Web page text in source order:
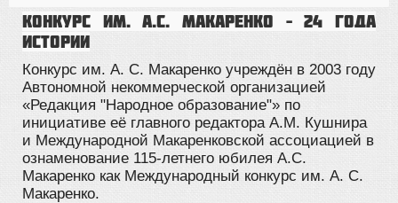
Конкурс им. А.С. Макаренко – 24 года
истории
Конкурс им. А. С. Макаренко учреждён в 2003 году
Автономной некоммерческой организацией
«Редакция "Народное образование"» по
инициативе её главного редактора А.М. Кушнира
и Международной Макаренковской ассоциацией в
ознаменование 115-летнего юбилея А.С.
Макаренко как Международный конкурс им. А. С.
Макаренко.